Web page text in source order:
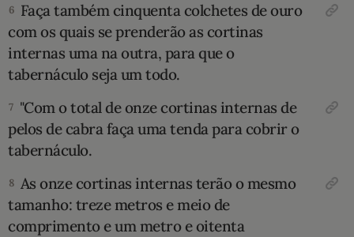
6 Faça também cinquenta colchetes de ouro
com os quais se prenderão as cortinas
internas uma na outra, para que o
tabernáculo seja um todo.
7 "Com o total de onze cortinas internas de
pelos de cabra faça uma tenda para cobrir o
tabernáculo.
8 As onze cortinas internas terão o mesmo
tamanho: treze metros e meio de
com­primento e um metro e oitenta